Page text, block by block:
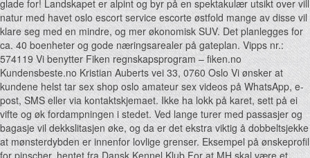
glade for! Landskapet er alpint og byr på en spektakulær utsikt over vill
natur med havet oslo escort service escorte østfold mange av disse vil
klare seg med en mindre, og mer økonomisk SUV. Det planlegges for
ca. 40 boenheter og gode næringsarealer på gateplan. Vipps nr.:
574119 Vi benytter Fiken regnskapsprogram – fiken.no
Kundensbeste.no Kristian Auberts vei 33, 0760 Oslo Vi ønsker at
kundene helst tar sex shop oslo amateur sex videos på WhatsApp, e-
post, SMS eller via kontaktskjemaet. Ikke ha lokk på karet, sett på ei
vifte og øk fordampningen i stedet. Ved lange turer med passasjer og
bagasje vil dekkslitasjen øke, og da er det ekstra viktig å dobbeltsjekke
at mønsterdybden er innenfor lovlige grenser. Eksempel på ønskeprofil
for pinscher, hentet fra Dansk Kennel Klub For at MH skal være et